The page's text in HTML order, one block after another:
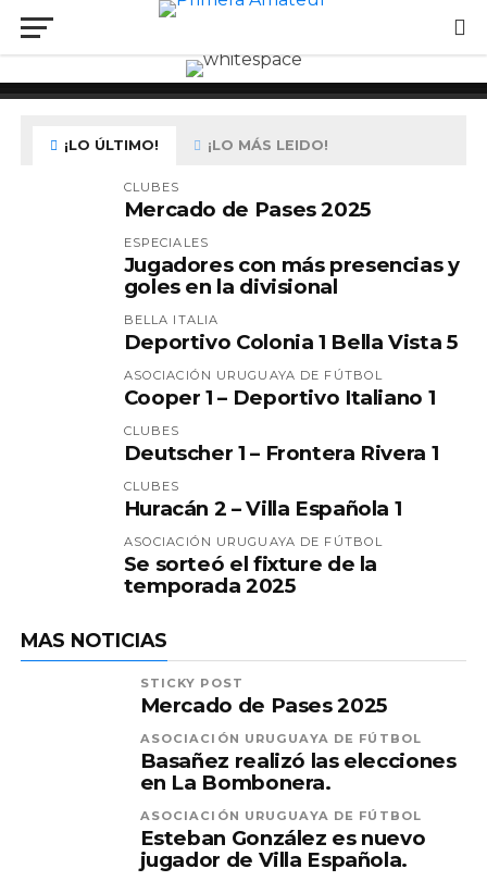
El torneo comenzará próximo al
mes de mayo
Mercado de Pases 2026
Paysandú SAD 5 Huracán 0
¡LO ÚLTIMO! ¡LO MÁS LEIDO!
CLUBES
Mercado de Pases 2025
ESPECIALES
Jugadores con más presencias y
goles en la divisional
BELLA ITALIA
Deportivo Colonia 1 Bella Vista 5
ASOCIACIÓN URUGUAYA DE FÚTBOL
Cooper 1 – Deportivo Italiano 1
CLUBES
Deutscher 1 – Frontera Rivera 1
CLUBES
Huracán 2 – Villa Española 1
ASOCIACIÓN URUGUAYA DE FÚTBOL
Se sorteó el fixture de la
temporada 2025
MAS NOTICIAS
STICKY POST
Mercado de Pases 2025
ASOCIACIÓN URUGUAYA DE FÚTBOL
Basañez realizó las elecciones
en La Bombonera.
ASOCIACIÓN URUGUAYA DE FÚTBOL
Esteban González es nuevo
jugador de Villa Española.